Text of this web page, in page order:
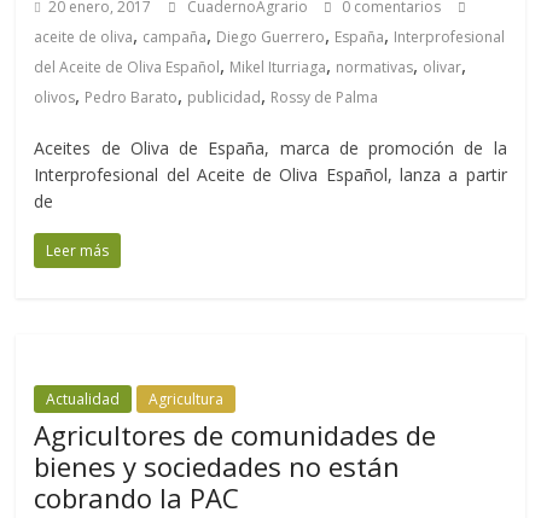
20 enero, 2017 CuadernoAgrario
0 comentarios
aceite de oliva, campaña, Diego Guerrero, España, Interprofesional
del Aceite de Oliva Español, Mikel Iturriaga, normativas, olivar,
olivos, Pedro Barato, publicidad, Rossy de Palma
Aceites de Oliva de España, marca de promoción de la
Interprofesional del Aceite de Oliva Español, lanza a partir
de
Leer más
Actualidad Agricultura
Agricultores de comunidades de
bienes y sociedades no están
cobrando la PAC